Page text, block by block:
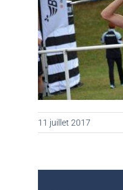
11 juillet 2017